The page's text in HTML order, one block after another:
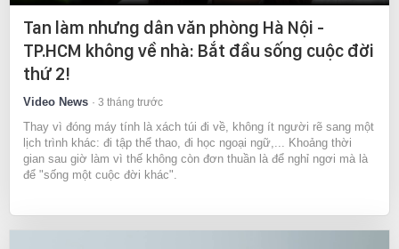
Tan làm nhưng dân văn phòng Hà Nội -
TP.HCM không về nhà: Bắt đầu sống cuộc đời
thứ 2!
Video News 3 tháng trước
Thay vì đóng máy tính là xách túi đi về, không ít người rẽ sang một
lịch trình khác: đi tập thể thao, đi học ngoại ngữ,... Khoảng thời
gian sau giờ làm vì thế không còn đơn thuần là để nghỉ ngơi mà là
để "sống một cuộc đời khác".